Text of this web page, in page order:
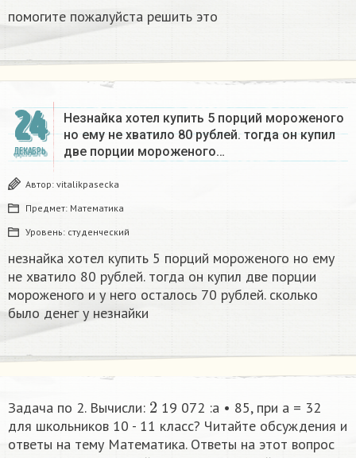
помогите пожалуйста решить это
24
ДЕКАБРЬ
Незнайка хотел купить 5 порций мороженого
но ему не хватило 80 рублей. тогда он купил
две порции мороженого…
Автор: vitalikpasecka
Предмет: Математика
Уровень: студенческий
незнайка хотел купить 5 порций мороженого но ему
не хватило 80 рублей. тогда он купил две порции
мороженого и у него осталось 70 рублей. сколько
было денег у незнайки
Задача по 2. Вычисли:
2
19 072 :a • 85, при а = 32​
для школьников 10 - 11 класс? Читайте обсуждения и
ответы на тему Математика. Ответы на этот вопрос